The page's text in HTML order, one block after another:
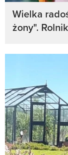
Wielka
żony".